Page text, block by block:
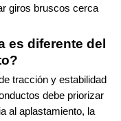
giros bruscos cerca
es diferente del
tracción y estabilidad
debe priorizar
al aplastamiento, la